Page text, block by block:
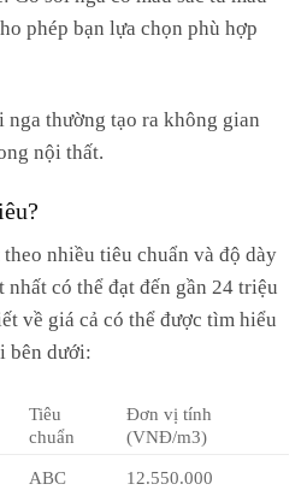
phép bạn lựa chọn phù hợp
nga thường tạo ra không gian
nội thất.
nhiều tiêu chuẩn và độ dày
có thể đạt đến gần 24 triệu
về giá cả có thể được tìm hiểu
bên dưới:
Tiêu
chuẩn
Đơn vị tính
(VNĐ/m3)
ABC 12.550.000